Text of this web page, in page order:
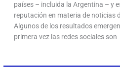
países – incluida la Argentina – y
reputación en materia de noticias
Algunos de los resultados
primera vez las redes sociales son